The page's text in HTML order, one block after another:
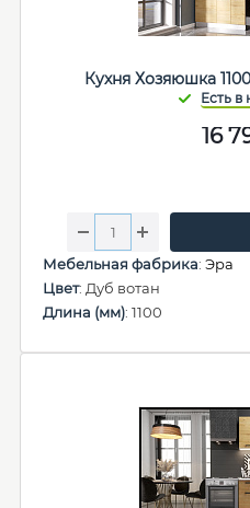
Кухня Хозяюшка
16
Мебельная фабрика: Эра
Цвет: Дуб вотан
Длина (мм): 1100